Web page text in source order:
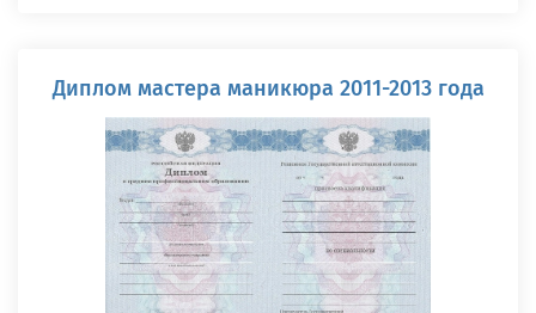
Диплом мастера маникюра 2011-2013 года